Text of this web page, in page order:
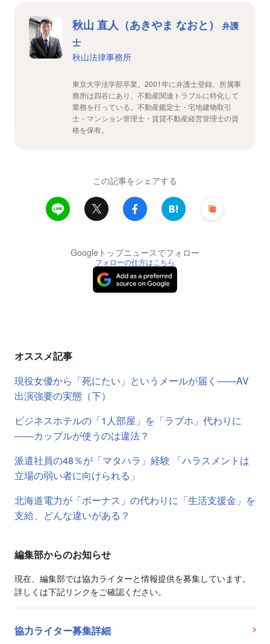
秋山 直人（あきやま なおと）
弁護
士
秋山法律事務所
東京大学法学部卒業。2001年に弁護士登録。所属事
務所は四谷にあり、不動産関連トラブルに特化して
業務を行っている。不動産鑑定士・宅地建物取引
士・マンション管理士・賃貸不動産経営管理士の資
格を保有。
この記事をシェアする
Googleトップニュースでフォロー
フォローの仕方はこちら
オススメ記事
現役女優から「死にたい」というメールが届く――AV
出演強要の実態（下）
ビジネスホテルの「1人部屋」を「ラブホ」代わりに
――カップルが使うのは違法？
派遣社員の48％が「マタハラ」経験 「ハラスメントは
立場の弱い者に向けられる」
北海道電力が「ボーナス」の代わりに「生活支援金」を
支給、どんな違いがある？
編集部からのお知らせ
現在、編集部では協力ライターと情報提供を募集しています。
詳しくは下記リンクをご確認ください。
協力ライター募集詳細